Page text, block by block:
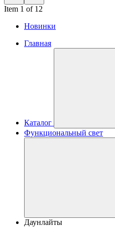
Item 1 of 12
Новинки
Главная
Каталог
Функциональный свет
Даунлайты